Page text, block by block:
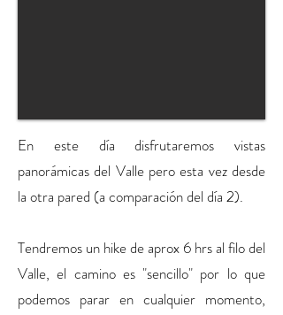
En este día disfrutaremos vistas
panorámicas del Valle pero esta vez desde
la otra pared (a comparación del día 2).
Tendremos un hike de aprox 6 hrs al filo del
Valle, el camino es "sencillo" por lo que
podemos parar en cualquier momento,